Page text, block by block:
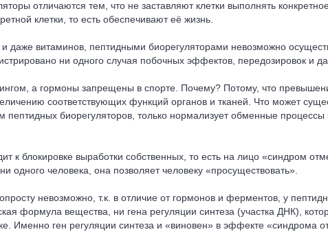
отличаются тем, что не заставляют клетки выполнять
клетки, то есть обеспечивают её жизнь.
даже витаминов, пептидными биорегуляторами невозможно
ни одного случая побочных эффектов, передозировок и
а гормоны запрещены в спорте. Почему? Потому, что
соответствующих функций органов и тканей. Что может
пептидных биорегуляторов, только нормализует обменные процессы
к блокировке выработки собственных, то есть на лицо «синдром
одного человека, она позволяет человеку «просуществовать».
невозможно, т.к. в отличие от гормонов и ферментов, у
формула вещества, ни гена регуляции синтеза (участка ДНК),
Именно ген регуляции синтеза и «виновен» в эффекте «синдрома